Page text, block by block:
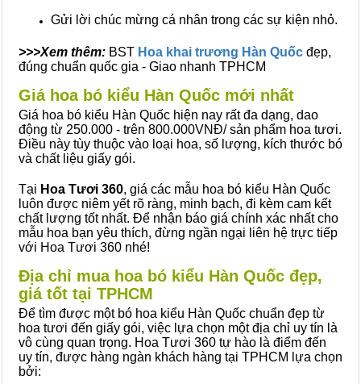
Gửi lời chúc mừng cá nhân trong các sự kiện nhỏ.
>>>Xem thêm: BST Hoa khai trương Hàn Quốc đẹp,
đúng chuẩn quốc gia - Giao nhanh TPHCM
Giá hoa bó kiểu Hàn Quốc mới nhất
Giá hoa bó kiểu Hàn Quốc hiện nay rất đa dạng, dao
động từ 250.000 - trên 800.000VNĐ/ sản phẩm hoa tươi.
Điều này tùy thuộc vào loại hoa, số lượng, kích thước bó
và chất liệu giấy gói.
Tại Hoa Tươi 360, giá các mẫu hoa bó kiểu Hàn Quốc
luôn được niêm yết rõ ràng, minh bạch, đi kèm cam kết
chất lượng tốt nhất. Để nhận báo giá chính xác nhất cho
mẫu hoa bạn yêu thích, đừng ngần ngại liên hệ trực tiếp
với Hoa Tươi 360 nhé!
Địa chỉ mua hoa bó kiểu Hàn Quốc đẹp,
giá tốt tại TPHCM
Để tìm được một bó hoa kiểu Hàn Quốc chuẩn đẹp từ
hoa tươi đến giấy gói, việc lựa chọn một địa chỉ uy tín là
vô cùng quan trọng. Hoa Tươi 360 tự hào là điểm đến
uy tín, được hàng ngàn khách hàng tại TPHCM lựa chọn
bởi: